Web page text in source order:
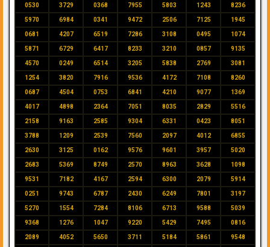
0530 3729 0368 7955 5803 1243 8236
5970 6984 0341 9472 2506 7125 1945
0681 4207 6519 7286 3108 0495 1074
5871 6729 6417 8233 3210 0857 9135
4570 0249 6514 3205 5838 2769 3081
1254 3820 7916 9536 4172 7108 8260
0687 4504 0753 6841 4210 9077 1369
4017 4898 2364 7051 8035 2829 5516
2158 9163 2585 9304 6331 0423 8051
3788 1209 2539 7560 2097 4012 6855
2630 3125 0162 9576 9601 3957 5020
2683 5369 8749 2570 8963 3628 1098
9531 7182 4167 2594 6300 2079 5914
0251 9743 6787 2430 6249 7801 3197
5270 1554 7284 8106 6713 9588 5039
9368 1276 1047 9220 5429 7495 0816
2089 4052 5650 3711 5184 5861 9548